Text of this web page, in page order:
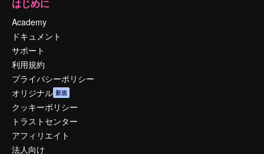
はじめに
Academy
ドキュメント
サポート
利用規約
プライバシーポリシー
オリジナル 新規
クッキーポリシー
トラストセンター
アフィリエイト
法人向け